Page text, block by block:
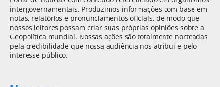
intergovernamentais. Produzimos informações com base em
notas, relatórios e pronunciamentos oficiais, de modo que
nossos leitores possam criar suas próprias opiniões sobre a
Geopolítica mundial. Nossas ações são totalmente norteadas
pela credibilidade que nossa audiência nos atribui e pelo
interesse público.